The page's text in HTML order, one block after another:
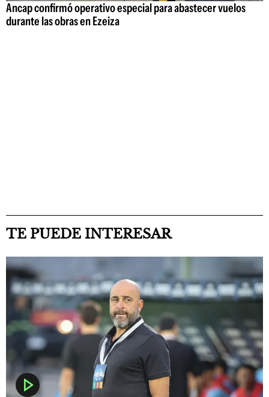
Ancap confirmó operativo especial para abastecer vuelos
durante las obras en Ezeiza
TE PUEDE INTERESAR